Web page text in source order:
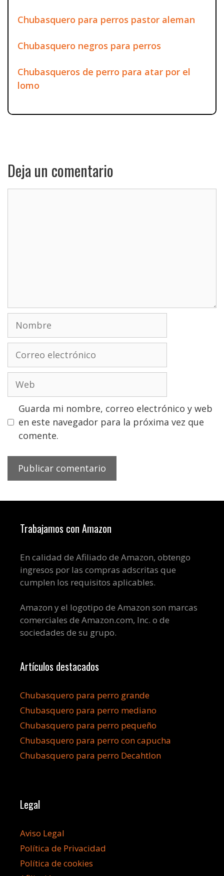
Chubasquero para perros pastor aleman
Chubasquero negros para perros
Chubasqueros de perro para atar por el
lomo
Deja un comentario
Nombre
electrónico
Guarda mi nombre, correo electrónico y web
en este navegador para la próxima vez que
comente.
Trabajamos con Amazon
En calidad de Afiliado de Amazon, obtengo
ingresos por las compras adscritas que
cumplen los requisitos aplicables.
Amazon y el logotipo de Amazon son marcas
comerciales de Amazon.com, Inc. o de
sociedades de su grupo.
Artículos destacados
Chubasquero para perro grande
Chubasquero para perro mediano
Chubasquero para perro pequeño
Chubasquero para perro con capucha
Chubasquero para perro Decahtlon
Legal
Aviso Legal
Política de Privacidad
Política de cookies